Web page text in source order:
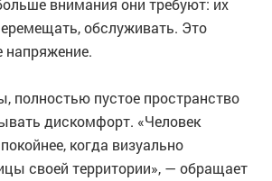
внимания они требуют: их
обслуживать. Это
напряжение.
полностью пустое пространство
дискомфорт. «Человек
когда визуально
своей территории», — обращает